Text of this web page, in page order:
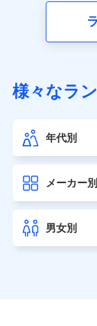
（https://
第一ネオ生命
大樹生命保険
seimei.co.jp）
チューリッヒ
東京海上日動
（https://
様々なラ
年代別
メーカー別
男女別